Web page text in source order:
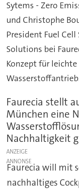
Sytems - Zero
und Christophe
President Fuel
Solutions bei
Konzept für
Faurecia stellt
München eine
Nachhaltigkeit
ANZEIGE
Faurecia will mit
nachhaltiges